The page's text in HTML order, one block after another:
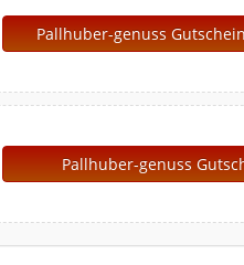
Pallhuber-genuss
Pallhuber-genuss